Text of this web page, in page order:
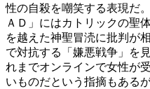
性の自殺を嘲笑する表現だ
ＡＤ」にはカトリックの聖
を越えた神聖冒涜に批判が
で対抗する「嫌悪戦争」を
れまでオンラインで女性が
いものだという指摘もある